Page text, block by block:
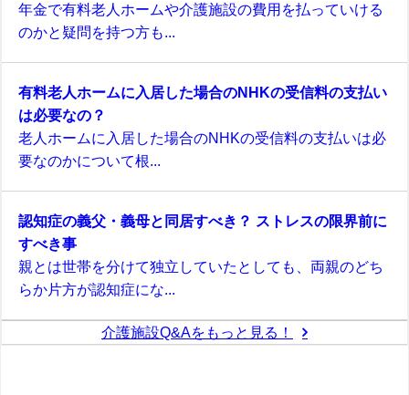
年金で有料老人ホームや介護施設の費用を払っていける
のかと疑問を持つ方も...
有料老人ホームに入居した場合のNHKの受信料の支払い
は必要なの？
老人ホームに入居した場合のNHKの受信料の支払いは必
要なのかについて根...
認知症の義父・義母と同居すべき？ ストレスの限界前に
すべき事
親とは世帯を分けて独立していたとしても、両親のどち
らか片方が認知症にな...
介護施設Q&Aをもっと見る！